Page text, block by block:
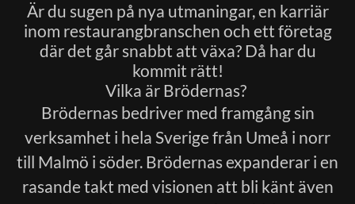
Är du sugen på nya utmaningar, en karriär
inom restaurangbranschen och ett företag
där det går snabbt att växa? Då har du
kommit rätt!
Vilka är Brödernas?
Brödernas bedriver med framgång sin
verksamhet i hela Sverige från Umeå i norr
till Malmö i söder. Brödernas expanderar i en
rasande takt med visionen att bli känt även